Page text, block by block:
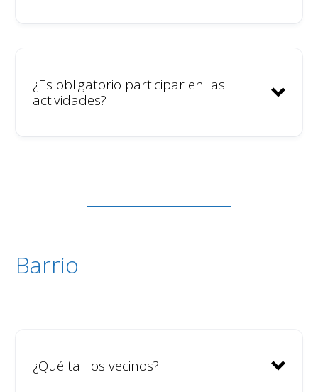
¿Es obligatorio participar en las
actividades?
Barrio
¿Qué tal los vecinos?